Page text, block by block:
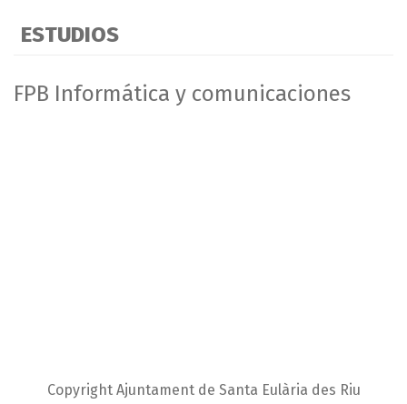
ESTUDIOS
FPB Informática y comunicaciones
Copyright Ajuntament de Santa Eulària des Riu